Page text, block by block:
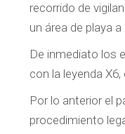
recorrido de
un área de playa
De inmediato los
con la leyenda
Por lo anterior el
procedimiento